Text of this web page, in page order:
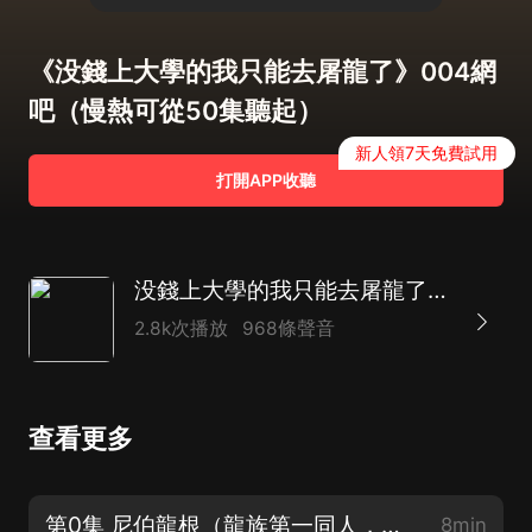
《没錢上大學的我只能去屠龍了》004網
吧（慢熱可從50集聽起）
打開APP收聽
新人領7天免費試用
没錢上大學的我只能去屠龍了｜起點50萬收藏｜多人有聲劇
2.8k次播放 968條聲音
查看更多
第0集 尼伯龍根（龍族第一同人，訂閱收聽不迷路） 8min